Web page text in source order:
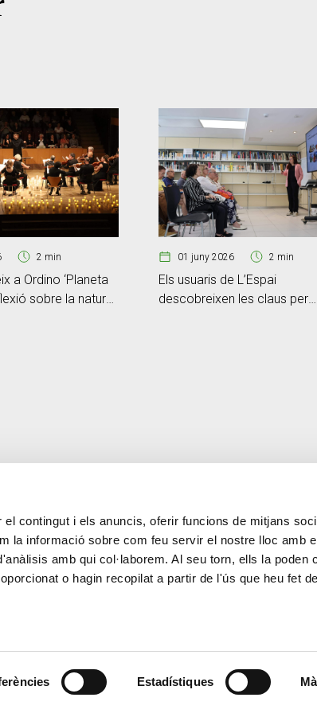
contingut i els anuncis, oferir funcions de mitjans
la informació sobre com feu servir el nostre lloc amb
amb qui col·laborem. Al seu torn, ells la poden
o hagin recopilat a partir de l'ús que heu fet
Estadístiques
2 min
a Ordino ‘Planeta
sobre la natura i
01 juny 2026 2 min
Els usuaris de L’Espai
descobreixen les claus per
CONTACTE
MÉS CREAND
Actualitat